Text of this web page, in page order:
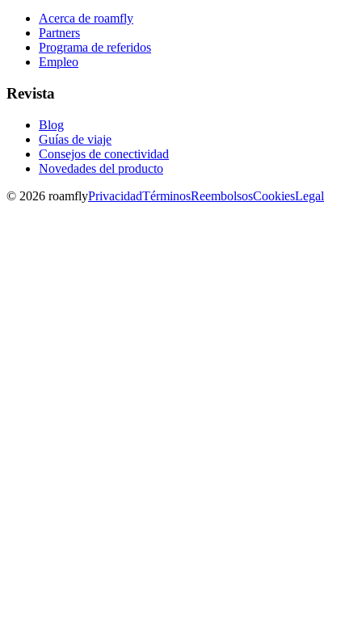
Acerca de roamfly
Partners
Programa de referidos
Empleo
Revista
Blog
Guías de viaje
Consejos de conectividad
Novedades del producto
© 2026 roamflyPrivacidadTérminosReembolsosCookiesLegal